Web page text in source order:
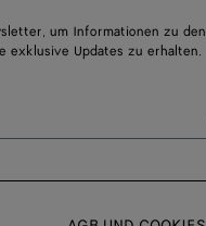
um Informationen zu den
exklusive Updates zu erhalten.